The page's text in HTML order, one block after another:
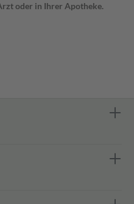
oder in Ihrer Apotheke.